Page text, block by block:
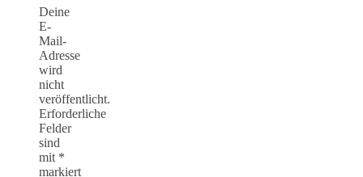
Deine
E-
Mail-
Adresse
wird
nicht
veröffentlicht.
Erforderliche
Felder
sind
mit *
markiert